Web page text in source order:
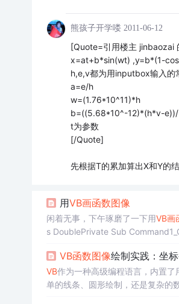
熊孩子开学喽 2011-06-12
[Quote=引用楼主 jinbaozai
x=at+b*sin(wt) ,y=b*(1-
h,e,v都为用inputbox输入的
a=e/h
w=(1.76*10^11)*h
b=((5.68*10^-12)*(h*v-
t为参数
[/Quote]
先根据T的累加算出X和Y的
用VB画函数图像
闲着无事，下午琢磨了一下用VB画
s DoublePrivate Sub
VB函数图像绘制实践：坐
VB作为一种高级编程语言，内置
单的线条、圆形绘制，还是复杂的